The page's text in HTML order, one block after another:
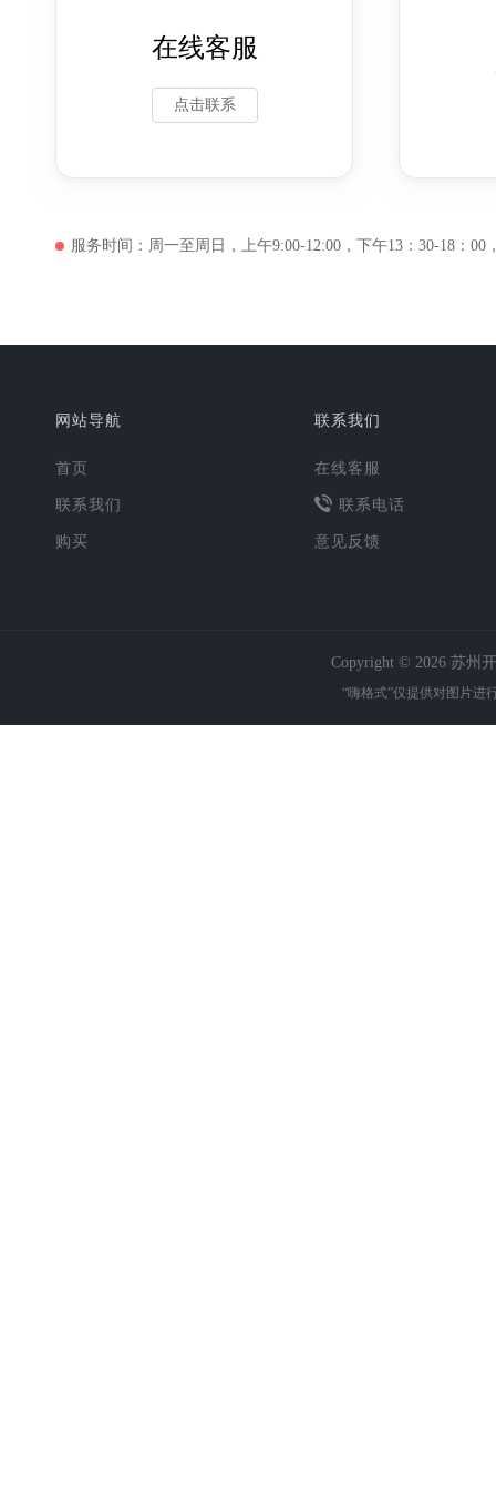
在线客服
点击联系
服务时间：周一至周日，上午9:00-12:00，下午13：30-18：00
网站导航
首页
联系我们
购买
联系我们
在线客服
联系电话
意见反馈
Copyright © 2026 苏州
“嗨格式”仅提供对图片进